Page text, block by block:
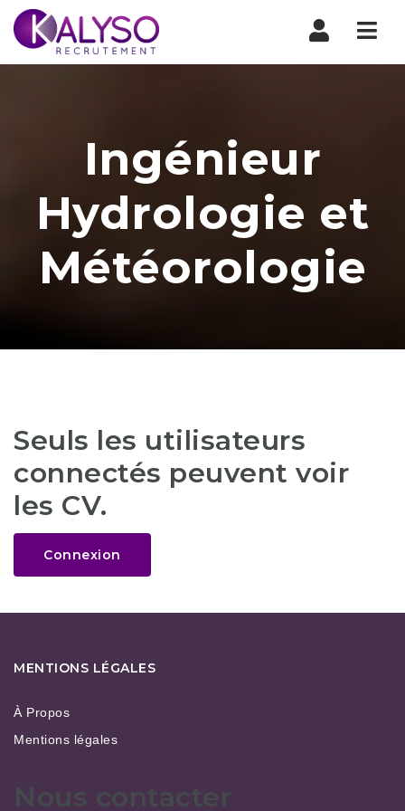
Ingénieur
Hydrologie et
Météorologie
Seuls les utilisateurs
connectés peuvent voir
les CV.
Connexion
MENTIONS LÉGALES
À Propos
Mentions légales
Nous contacter